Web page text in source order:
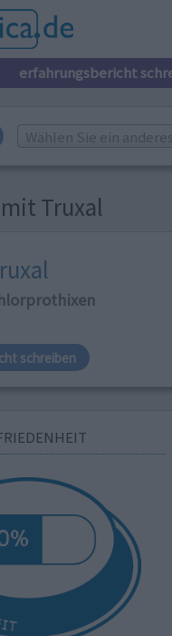
erfahrungsbericht
Wählen Sie ein
Truxal
schreiben